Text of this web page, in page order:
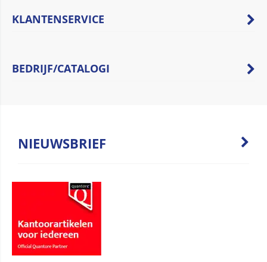
KLANTENSERVICE
BEDRIJF/CATALOGI
NIEUWSBRIEF